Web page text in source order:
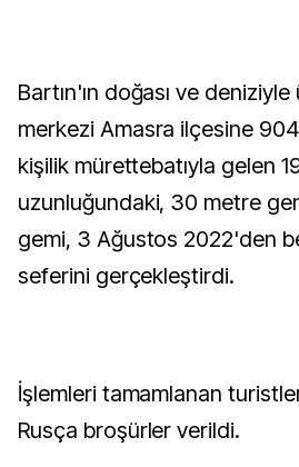
Bartın'ın doğası ve
merkezi Amasra ilçesine
kişilik mürettebatıyla gelen
uzunluğundaki, 30 metre
gemi, 3 Ağustos 2022'den
seferini gerçekleştirdi.
İşlemleri tamamlanan
Rusça broşürler verildi.